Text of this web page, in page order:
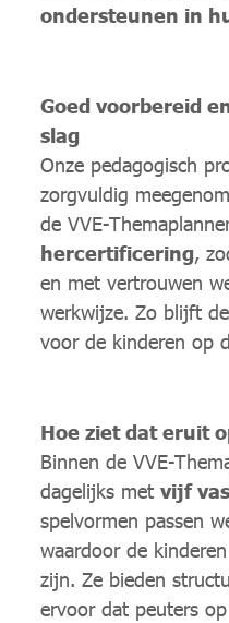
ondersteunen in
Goed voorbereid
slag
Onze pedagogisch
zorgvuldig
de VVE-
hercertificering,
en met vertrouwen
werkwijze. Zo blijft
voor de kinderen op
Hoe ziet dat eruit
Binnen de VVE-
dagelijks met vijf
spelvormen passen
waardoor de
zijn. Ze bieden
ervoor dat peuters